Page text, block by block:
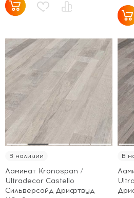
В наличии
Ламинат Kronospan /
Ultradecor Castello
Сильверсайд Дрифтвуд
В